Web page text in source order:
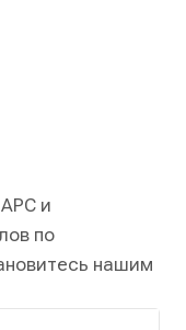
и
по
нашим